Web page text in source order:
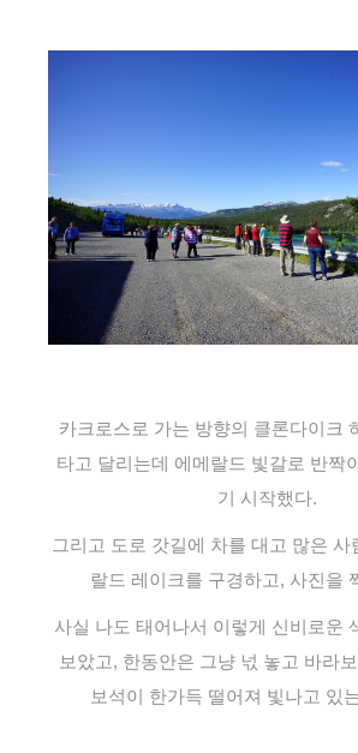
카크로스로 가는 방향의 클론다이크
타고 달리는데 에메랄드 빛갈로 반짝
기 시작했다.
그리고 도로 갓길에 차를 대고 많은 사
랄드 레이크를 구경하고, 사진을
사실 나도 태어나서 이렇게 신비로운
보았고, 한동안은 그냥 넋 놓고 바라
보석이 한가득 떨어져 빛나고 있